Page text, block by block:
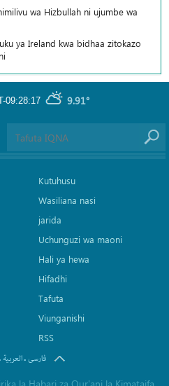
wa Hizbullah ni ujumbe wa
ya Ireland kwa bidhaa zitokazo
09:28:17 9.91°
Kutuhusu
Wasiliana nasi
jarida
Uchunguzi wa maoni
Hali ya hewa
Hifadhi
Tafuta
Viunganishi
RSS
العربیة.فارسی